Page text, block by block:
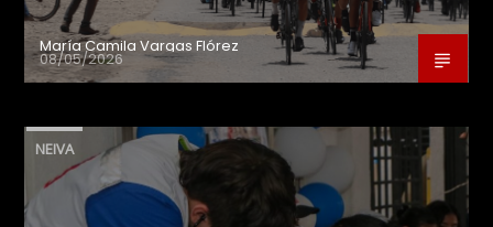
María Camila Vargas Flórez
08/05/2026
NEIVA